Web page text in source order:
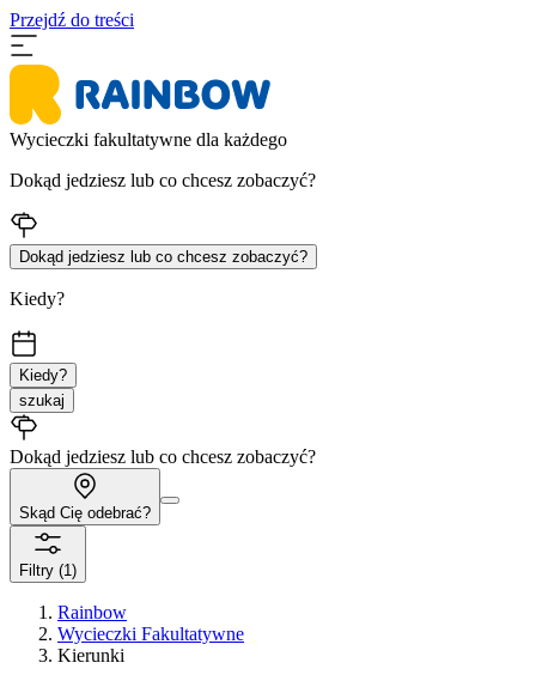
Przejdź do treści
Wycieczki fakultatywne dla każdego
Dokąd jedziesz lub co chcesz zobaczyć?
Dokąd jedziesz lub co chcesz zobaczyć?
Kiedy?
Kiedy?
szukaj
Dokąd jedziesz lub co chcesz zobaczyć?
Skąd Cię odebrać?
Filtry (1)
Rainbow
Wycieczki Fakultatywne
Kierunki